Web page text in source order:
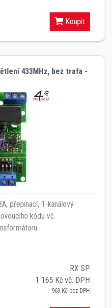
Koupit
433MHz, bez trafa -
přepínací, 1-kanálový
kódu vč.
RX SP
1 165 Kč vč. DPH
963 Kč bez DPH